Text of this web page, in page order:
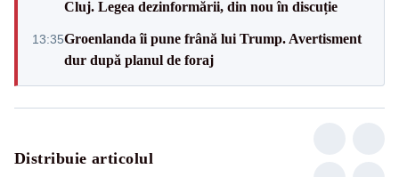
Cluj. Legea dezinformării, din nou în discuție
13:35Groenlanda îi pune frână lui Trump. Avertisment
dur după planul de foraj
Distribuie articolul